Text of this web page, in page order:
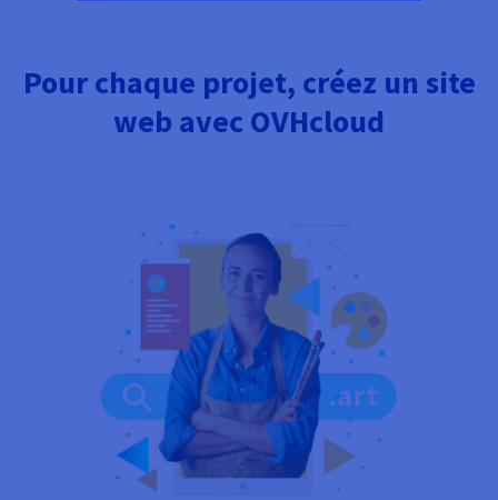
Pour chaque projet, créez un site
web avec OVHcloud